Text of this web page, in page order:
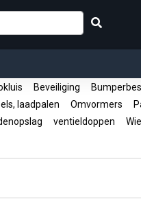
Beveiliging
laadpalen Omvormers
ventieldoppen